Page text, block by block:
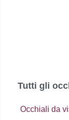
Tutti gli
Occhiali da